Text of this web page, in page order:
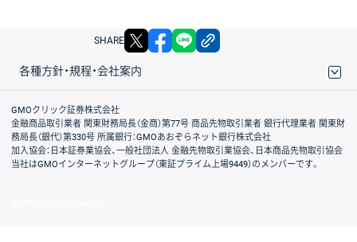
SHARE X facebook
各種方針・規程・会社案内
取引規程・約款
サイトマップ
その他のご案内
個人情報保護方針
最良執行方針
サイトのご利用について
ディスクレイマー
信託保全
リスク説明
会社案内
GMOクリック証券株式会社
金融商品取引業者 関東財務局長（金商）第77号 商品先物取引業者 銀行代理業者 関東財
務局長（銀代）第330号 所属銀行：GMOあおぞらネット銀行株式会社
加入協会：日本証券業協会、一般社団法人 金融先物取引業協会、日本商品先物取引協会
当社はGMOインターネットグループ（東証プライム上場9449）のメンバーです。